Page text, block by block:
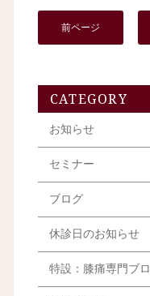
前ページ
CATEGORY
お知らせ
セミナー
ブログ
休診日のお知らせ
特設：膝痛専門ブ